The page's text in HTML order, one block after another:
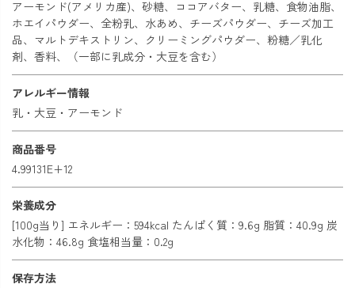
アーモンド(アメリカ産)、砂糖、ココアバター、乳糖、食物油脂、
ホエイパウダー、全粉乳、水あめ、チーズパウダー、チーズ加工
品、マルトデキストリン、クリーミングパウダー、粉糖／乳化
剤、香料、（一部に乳成分・大豆を含む）
アレルギー情報
乳・大豆・アーモンド
商品番号
4.99131E+12
栄養成分
[100g当り] エネルギー：594kcal たんぱく質：9.6g 脂質：40.9g 炭
水化物：46.8g 食塩相当量：0.2g
保存方法